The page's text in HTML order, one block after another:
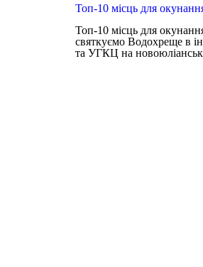
Топ-10 місць для
Топ-10 місць для
святкуємо Водохреще в
та УГКЦ на